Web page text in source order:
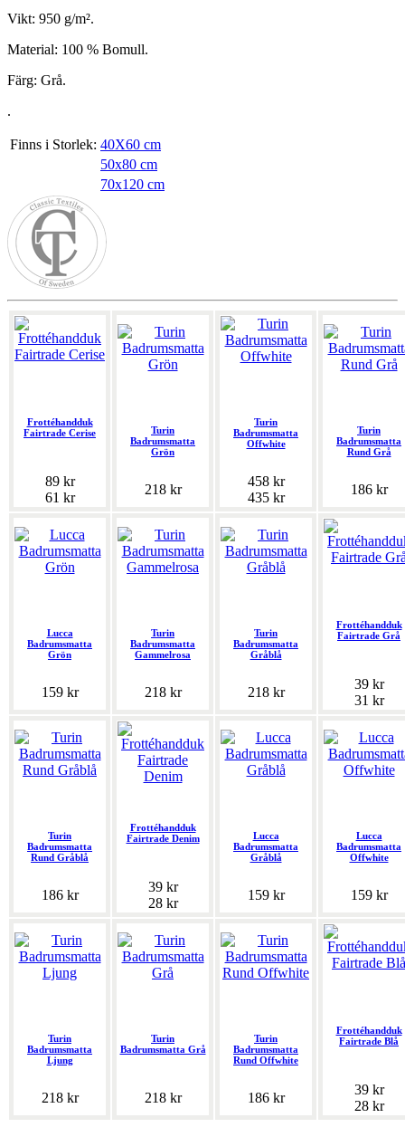
Vikt: 950 g/m².
Material: 100 % Bomull.
Färg: Grå.
.
Finns i Storlek: 40X60 cm
50x80 cm
70x120 cm
Frottéhandduk
Fairtrade Cerise
89 kr
61 kr
Turin
Badrumsmatta
Grön
218 kr
Turin
Badrumsmatta
Offwhite
458 kr
435 kr
Turin
Badrumsmatta
Rund Grå
186 kr
Lucca
Badrumsmatta
Grön
159 kr
Turin
Badrumsmatta
Gammelrosa
218 kr
Turin
Badrumsmatta
Gråblå
218 kr
Frottéhandduk
Fairtrade Grå
39 kr
31 kr
Turin
Badrumsmatta
Rund Gråblå
186 kr
Frottéhandduk
Fairtrade Denim
39 kr
28 kr
Lucca
Badrumsmatta
Gråblå
159 kr
Lucca
Badrumsmatta
Offwhite
159 kr
Turin
Badrumsmatta
Ljung
218 kr
Turin
Badrumsmatta Grå
218 kr
Turin
Badrumsmatta
Rund Offwhite
186 kr
Frottéhandduk
Fairtrade Blå
39 kr
28 kr